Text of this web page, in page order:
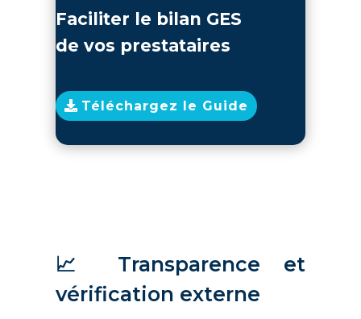
Faciliter le bilan GES
de vos prestataires
Téléchargez le Guide
📈 Transparence et
vérification externe